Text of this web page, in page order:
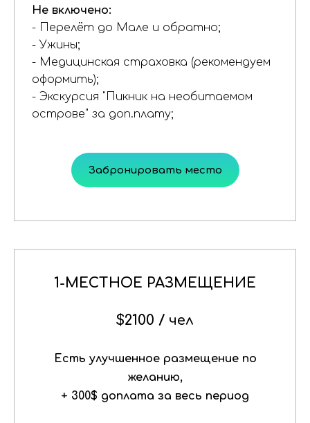
Не включено:
- Перелёт до Мале и обратно;
- Ужины;
- Медицинская страховка (рекомендуем
оформить);
- Экскурсия "Пикник на необитаемом
острове" за доп.плату;
Забронировать место
1-МЕСТНОЕ РАЗМЕЩЕНИЕ
$2100 / чел
Есть улучшенное размещение по
желанию,
+ 300$ доплата за весь период